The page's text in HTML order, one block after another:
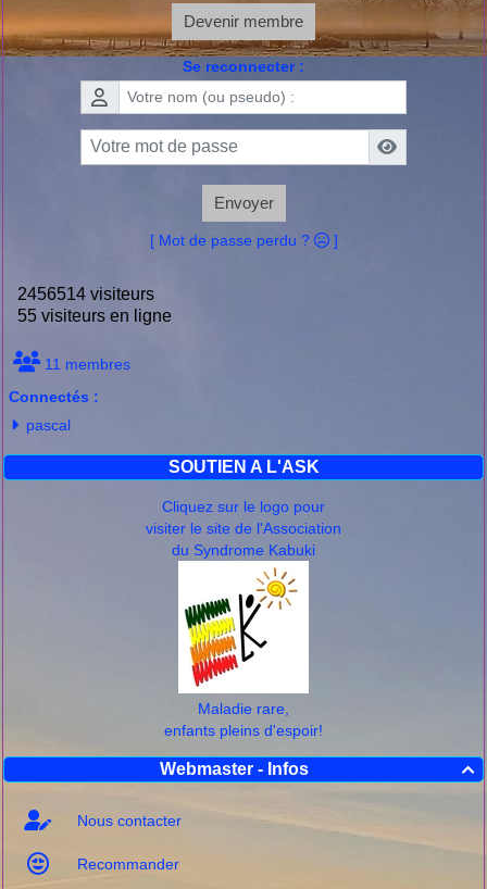
Devenir membre
Se reconnecter :
Envoyer
[ Mot de passe perdu ? ]
2456514 visiteurs
55 visiteurs en ligne
11 membres
Connectés :
pascal
SOUTIEN A L'ASK
Cliquez sur le logo pour
visiter le site de l'Association
du Syndrome Kabuki
Maladie rare,
enfants pleins d'espoir!

Webmaster - Infos
Nous contacter
Recommander